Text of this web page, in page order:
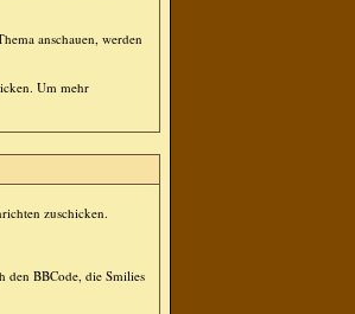
anschauen, werden
Um mehr
zuschicken.
den BBCode, die Smilies